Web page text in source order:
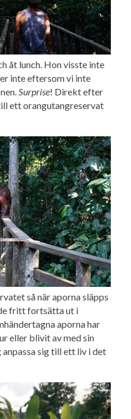
åt lunch. Hon visste inte
inte eftersom vi inte
Surprise! Direkt efter
ett orangutangreservat
så när aporna släpps
fritt fortsätta ut i
aporna har
eller blivit av med sin
sig till ett liv i det